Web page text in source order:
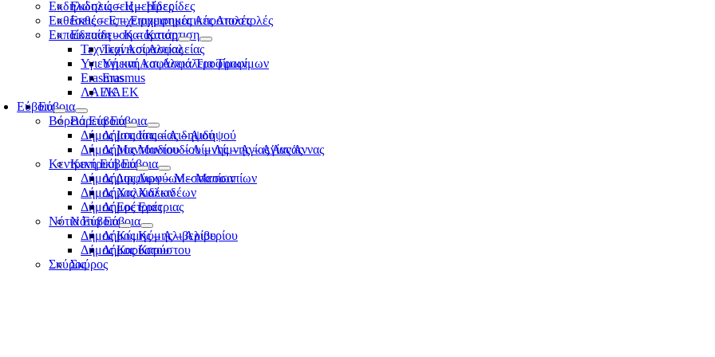
Εκδηλώσεις – Ημερίδες
Εκθέσεις – Επιχειρηματικές Αποστολές
Εκπαίδευση – Κατάρτιση
Τεχνικοί Ασφαλείας
Υγιεινή και Ασφάλεια Τροφίμων
Erasmus
ΛΑΕΚ
Εύβοια
Βόρεια Εύβοια
Δήμος Ιστιαίας – Αιδηψού
Δήμος Μαντουδίου – Λίμνης – Αγίας Άννας
Κεντρική Εύβοια
Δήμος Διρφύων – Μεσσαπίων
Δήμος Χαλκιδέων
Δήμος Ερέτριας
Νότια Εύβοια
Δήμος Κύμης – Αλιβερίου
Δήμος Καρύστου
Σκύρος
Εκδηλώσεις – Ημερίδες
Εκθέσεις – Επιχειρηματικές Αποστολές
Εκπαίδευση – Κατάρτιση
Τεχνικοί Ασφαλείας
Υγιεινή και Ασφάλεια Τροφίμων
Erasmus
ΛΑΕΚ
Εύβοια
Βόρεια Εύβοια
Δήμος Ιστιαίας – Αιδηψού
Δήμος Μαντουδίου – Λίμνης – Αγίας Άννας
Κεντρική Εύβοια
Δήμος Διρφύων – Μεσσαπίων
Δήμος Χαλκιδέων
Δήμος Ερέτριας
Νότια Εύβοια
Δήμος Κύμης – Αλιβερίου
Δήμος Καρύστου
Σκύρος